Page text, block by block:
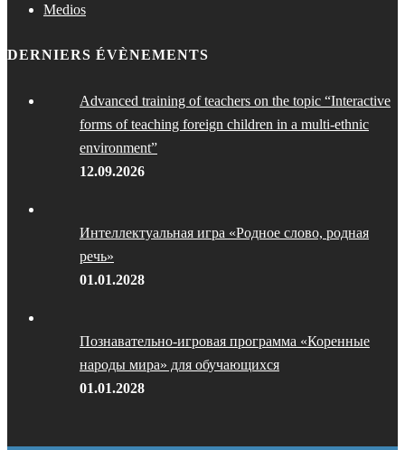
Medios
DERNIERS ÉVÈNEMENTS
Advanced training of teachers on the topic “Interactive
forms of teaching foreign children in a multi-ethnic
environment”
12.09.2026
Интеллектуальная игра «Родное слово, родная
речь»
01.01.2028
Познавательно-игровая программа «Коренные
народы мира» для обучающихся
01.01.2028